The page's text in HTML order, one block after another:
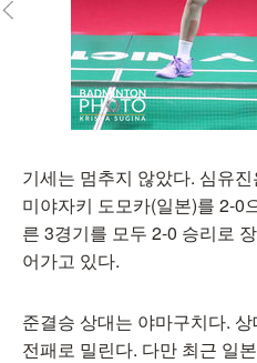
기세는 멈추지 않았다. 심유
미야자키 도모카(일본)를 2-0
른 3경기를 모두 2-0 승리로
어가고 있다.
준결승 상대는 야마구치다.
전패로 밀린다. 다만 최근 일